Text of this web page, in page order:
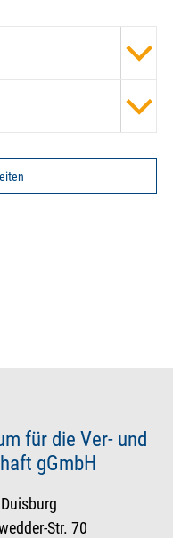
für die Ver- und
gGmbH
Str. 70